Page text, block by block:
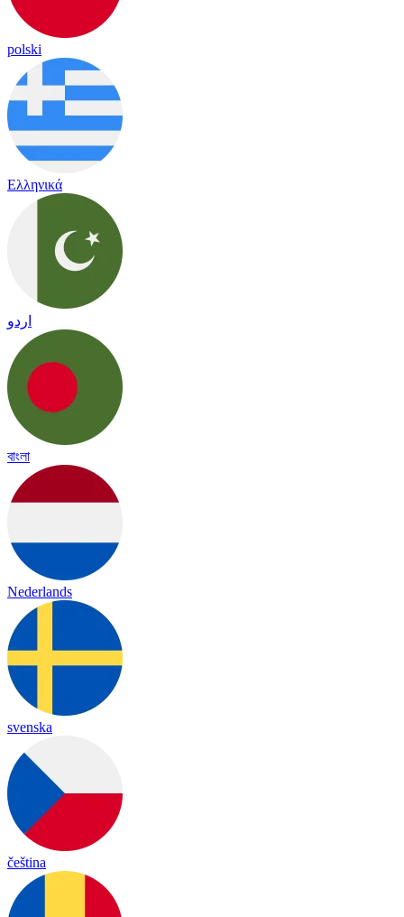
polski
Ελληνικά
اردو
বাংলা
Nederlands
svenska
čeština